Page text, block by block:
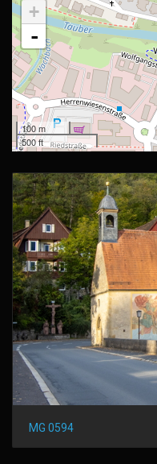
+
-
100 m
500 ft
MG 0594